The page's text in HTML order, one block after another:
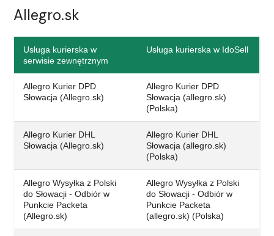
Allegro.sk
Usługa kurierska w
serwisie zewnętrznym
Usługa kurierska w IdoSell
Allegro Kurier DPD
Słowacja (Allegro.sk)
Allegro Kurier DPD
Słowacja (allegro.sk)
(Polska)
Allegro Kurier DHL
Słowacja (Allegro.sk)
Allegro Kurier DHL
Słowacja (allegro.sk)
(Polska)
Allegro Wysyłka z Polski
do Słowacji - Odbiór w
Punkcie Packeta
(Allegro.sk)
Allegro Wysyłka z Polski
do Słowacji - Odbiór w
Punkcie Packeta
(allegro.sk) (Polska)